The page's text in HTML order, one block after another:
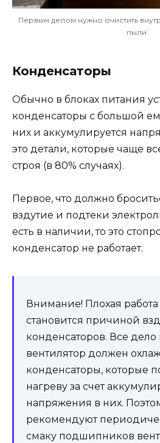
Первым делом нужно очистить
пыли
Конденсаторы
Обычно в блоках питания
конденсаторы с большой
них и аккумулируется
это детали, которые чаще
строя (в 80% случаях).
Первое, что должно
вздутие и подтеки
есть в наличии, то это
конденсатор не работает.
Внимание! Плохая работа
становится причиной
конденсаторов. Все дело
вентилятор должен
конденсаторы, которые
нагреву за счет
напряжения в них.
рекомендуют
смаку подшипников